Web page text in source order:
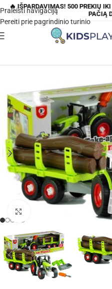
Praleisti navigaciją
Pereiti prie pagrindinio turinio
🔥 IŠPARDAVIMAS! 500 PREKIŲ
PAČIĄ
Parduotuvė